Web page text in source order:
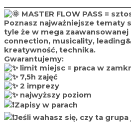
MASTER FLOW PASS =
Poznasz najważniejsze tematy
tyle że w mega zaawansowanej
connection, musicality,
kreatywność, technika.
Gwarantujemy:
limit miejsc = praca w
7,5h zajęć
2 imprezy
najwyższy poziom
Zapisy w parach
Jeśli wahasz się, czy ta